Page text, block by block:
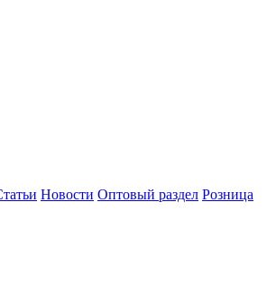
Новости Оптовый раздел Розница